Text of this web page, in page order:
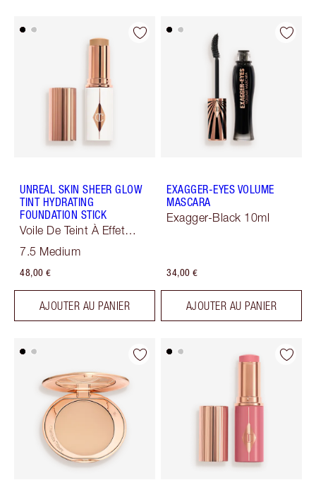
UNREAL SKIN SHEER GLOW
TINT HYDRATING
FOUNDATION STICK
Voile De Teint À Effet
7.5 Medium
48,00 €
AJOUTER AU PANIER
EXAGGER-EYES VOLUME
MASCARA
Exagger-Black 10ml
34,00 €
AJOUTER AU PANIER